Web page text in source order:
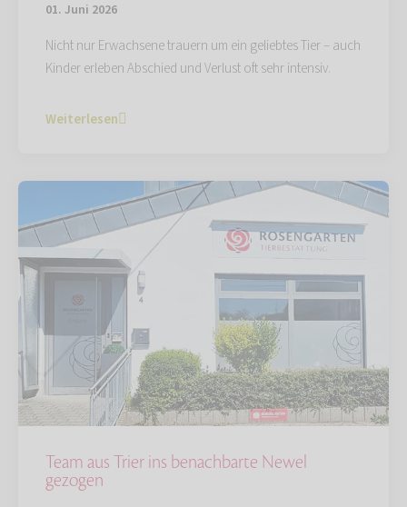
01. Juni 2026
Nicht nur Erwachsene trauern um ein geliebtes Tier – auch
Kinder erleben Abschied und Verlust oft sehr intensiv.
Weiterlesen
Team aus Trier ins benachbarte Newel
gezogen